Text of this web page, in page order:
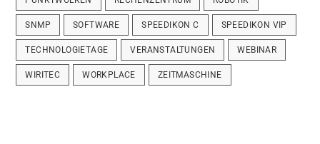
SNMP SOFTWARE SPEEDIKON C SPEEDIKON VIP
TECHNOLOGIETAGE VERANSTALTUNGEN WEBINAR
WIRITEC WORKPLACE ZEITMASCHINE